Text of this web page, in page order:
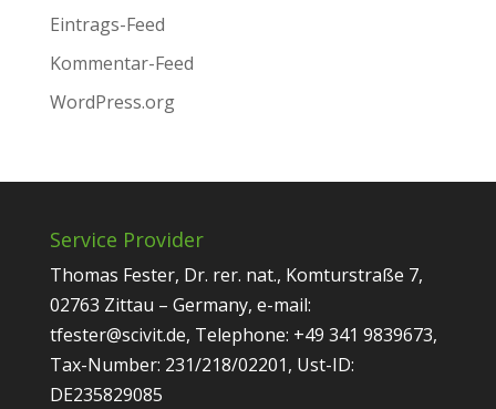
Eintrags-Feed
Kommentar-Feed
WordPress.org
Service Provider
Thomas Fester, Dr. rer. nat., Komturstraße 7,
02763 Zittau – Germany, e-mail:
tfester@scivit.de, Telephone: +49 341 9839673,
Tax-Number: 231/218/02201, Ust-ID:
DE235829085